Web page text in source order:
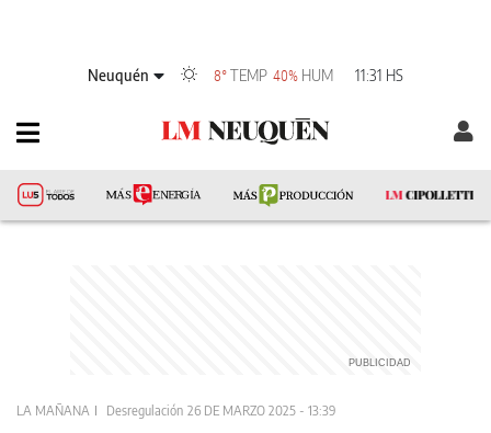
Neuquén 8°TEMP 40% HUM 11:31 HS
LA MAÑANA Desregulación 26 DE MARZO 2025 - 13:39